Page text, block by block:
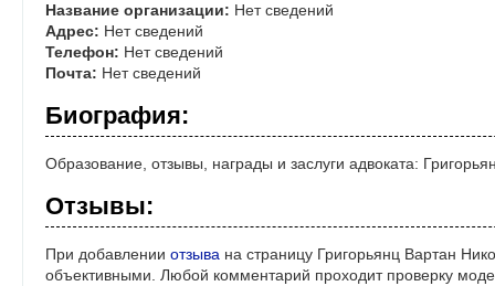
Название организации: Нет сведений
Адрес: Нет сведений
Телефон: Нет сведений
Почта: Нет сведений
Биография:
Образование, отзывы, награды и заслуги адвоката:
Отзывы:
При добавлении отзыва на страницу Григорьянц Вартан
объективными. Любой комментарий проходит проверку